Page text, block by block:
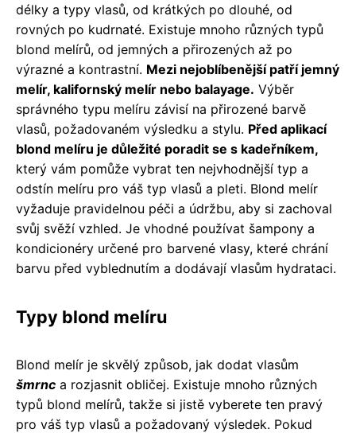
délky a typy vlasů, od krátkých po dlouhé, od
rovných po kudrnaté. Existuje mnoho různých typů
blond melírů, od jemných a přirozených až po
výrazné a kontrastní. Mezi nejoblíbenější patří jemný
melír, kalifornský melír nebo balayage. Výběr
správného typu melíru závisí na přirozené barvě
vlasů, požadovaném výsledku a stylu. Před aplikací
blond melíru je důležité poradit se s kadeřníkem,
který vám pomůže vybrat ten nejvhodnější typ a
odstín melíru pro váš typ vlasů a pleti. Blond melír
vyžaduje pravidelnou péči a údržbu, aby si zachoval
svůj svěží vzhled. Je vhodné používat šampony a
kondicionéry určené pro barvené vlasy, které chrání
barvu před vyblednutím a dodávají vlasům hydrataci.
Typy blond melíru
Blond melír je skvělý způsob, jak dodat vlasům
šmrnc a rozjasnit obličej. Existuje mnoho různých
typů blond melírů, takže si jistě vyberete ten pravý
pro váš typ vlasů a požadovaný výsledek. Pokud